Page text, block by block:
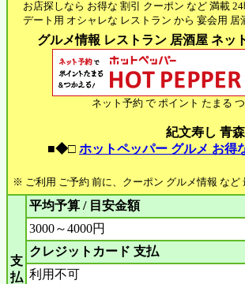
お店探しなら お得な 割引 クーポン など 満載
デート用 オシャレな レストラン から 宴会用 居
グルメ情報 レストラン 居酒屋 ネッ
ネット予約 で ポイント たまる
紀文寿し 青森
■◆□ ホットペッパー グルメ お得
※ ご利用 ご予約 前に、クーポン グルメ情報 な
支
払
平均予算 / 目安金額
3000～4000円
クレジットカード 支払
利用不可